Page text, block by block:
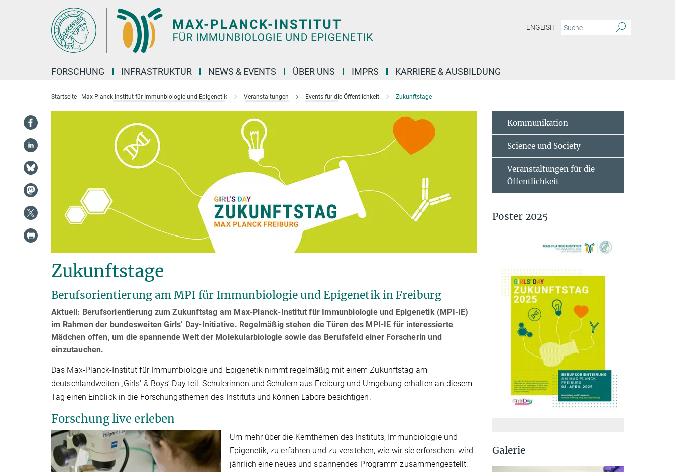
ENGLISH
FORSCHUNG INFRASTRUKTUR NEWS & EVENTS ÜBER UNS IMPRS KARRIERE & AUSBILDUNG
Startseite - Max-Planck-Institut für Immunbiologie und Epigenetik Veranstaltungen Events für die Öffentlichkeit Zukunftstage
Zukunftstage
Berufsorientierung am MPI für Immunbiologie und Epigenetik in Freiburg
Aktuell: Berufsorientierung zum Zukunftstag am Max-Planck-Institut für Immunbiologie und Epigenetik (MPI-IE)
im Rahmen der bundesweiten Girls’ Day-Initiative. Regelmäßig stehen die Türen des MPI-IE für interessierte
Mädchen offen, um die spannende Welt der Molekularbiologie sowie das Berufsfeld einer Forscherin und
einzutauchen.
Das Max-Planck-Institut für Immumbiologie und Epigenetik nimmt regelmäßig mit einem Zukunftstag am
deutschlandweiten „Girls' & Boys’ Day teil. Schülerinnen und Schülern aus Freiburg und Umgebung erhalten an diesem
Tag einen Einblick in die Forschungsthemen des Instituts und können Labore besichtigen.
Forschung live erleben
Um mehr über die Kernthemen des Instituts, Immunbiologie und
Epigenetik, zu erfahren und zu verstehen, wie wir sie erforschen, wird
jährlich eine neues und spannendes Programm zusammengestellt:
Kommunikation
Science und Society
Veranstaltungen für die
Öffentlichkeit
Poster 2025
Galerie